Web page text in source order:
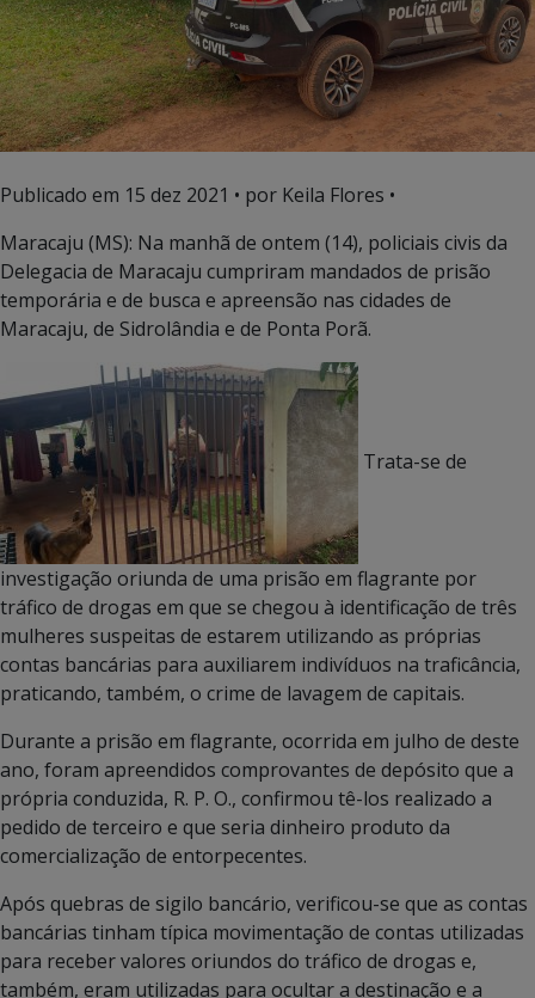
Publicado em 15 dez 2021 • por Keila Flores •
Maracaju (MS): Na manhã de ontem (14), policiais civis da
Delegacia de Maracaju cumpriram mandados de prisão
temporária e de busca e apreensão nas cidades de
Maracaju, de Sidrolândia e de Ponta Porã.
Trata-se de
investigação oriunda de uma prisão em flagrante por
tráfico de drogas em que se chegou à identificação de três
mulheres suspeitas de estarem utilizando as próprias
contas bancárias para auxiliarem indivíduos na traficância,
praticando, também, o crime de lavagem de capitais.
Durante a prisão em flagrante, ocorrida em julho de deste
ano, foram apreendidos comprovantes de depósito que a
própria conduzida, R. P. O., confirmou tê-los realizado a
pedido de terceiro e que seria dinheiro produto da
comercialização de entorpecentes.
Após quebras de sigilo bancário, verificou-se que as contas
bancárias tinham típica movimentação de contas utilizadas
para receber valores oriundos do tráfico de drogas e,
também, eram utilizadas para ocultar a destinação e a